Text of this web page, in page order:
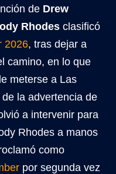
de Drew
Rhodes clasificó
2026, tras dejar a
camino, en lo que
meterse a Las
la advertencia de
a intervenir para
Rhodes a manos
como
por segunda vez